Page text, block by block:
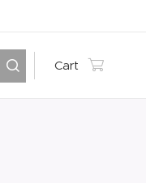
Cart